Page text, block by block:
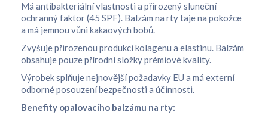
Má antibakteriální vlastnosti a přirozený sluneční
ochranný faktor (45 SPF). Balzám na rty taje na pokožce
a má jemnou vůni kakaových bobů.
Zvyšuje přirozenou produkci kolagenu a elastinu. Balzám
obsahuje pouze přírodní složky prémiové kvality.
Výrobek splňuje nejnovější požadavky EU a má externí
odborné posouzení bezpečnosti a účinnosti.
Benefity opalovacího balzámu na rty: